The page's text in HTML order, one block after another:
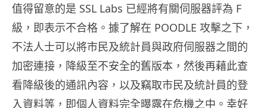
值得留意的是 SSL Labs 已經將有關伺服器評為 F
級，即表示不合格。據了解在 POODLE 攻擊之下，
不法人士可以將市民及統計員與政府伺服器之間的
加密連接，降級至不安全的舊版本，然後再藉此查
看降級後的通訊內容，以及竊取市民及統計員的登
入資料等，即個人資料完全曝露在危機之中。幸好